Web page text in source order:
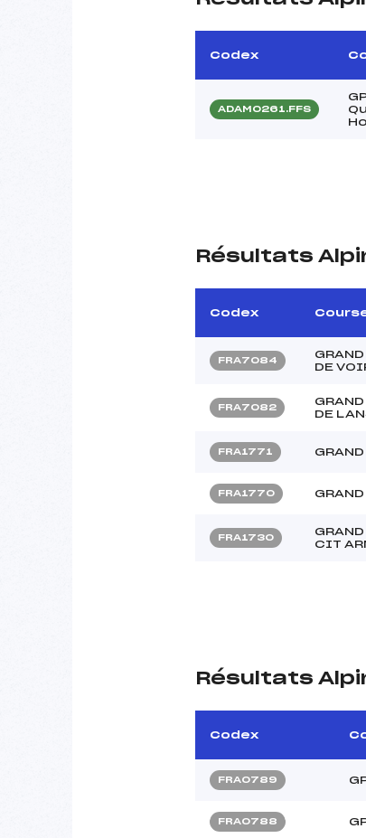
Codex
ADAM0261.FFS
Résultats
Codex
FRA7084
DE
FRA7082
DE
FRA1771
FRA1770
FRA1730
CIT
Résultats
Codex
FRA0789
FRA0788